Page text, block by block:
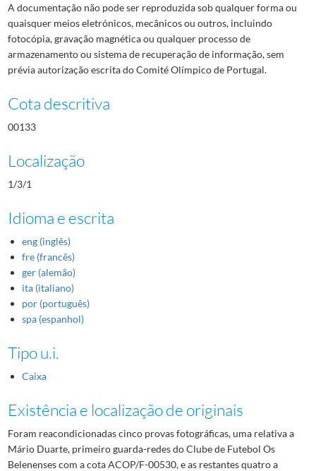
A documentação não pode ser reproduzida sob qualquer forma ou
quaisquer meios eletrónicos, mecânicos ou outros, incluindo
fotocópia, gravação magnética ou qualquer processo de
armazenamento ou sistema de recuperação de informação, sem
prévia autorização escrita do Comité Olímpico de Portugal.
Cota descritiva
00133
Localização
1/3/1
Idioma e escrita
eng (inglês)
fre (francês)
ger (alemão)
ita (italiano)
por (português)
spa (espanhol)
Tipo u.i.
Caixa
Existência e localização de originais
Foram reacondicionadas cinco provas fotográficas, uma relativa a
Mário Duarte, primeiro guarda-redes do Clube de Futebol Os
Belenenses com a cota ACOP/F-00530, e as restantes quatro a